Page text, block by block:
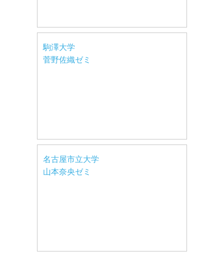
駒澤大学
菅野佐織ゼミ
名古屋市立大学
山本奈央ゼミ